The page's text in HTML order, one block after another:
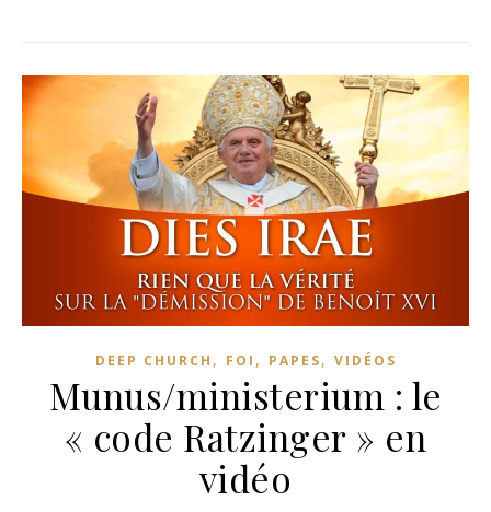
DEEP CHURCH , FOI , PAPES, VIDÉOS
Munus/ministerium : le
« code Ratzinger » en
vidéo